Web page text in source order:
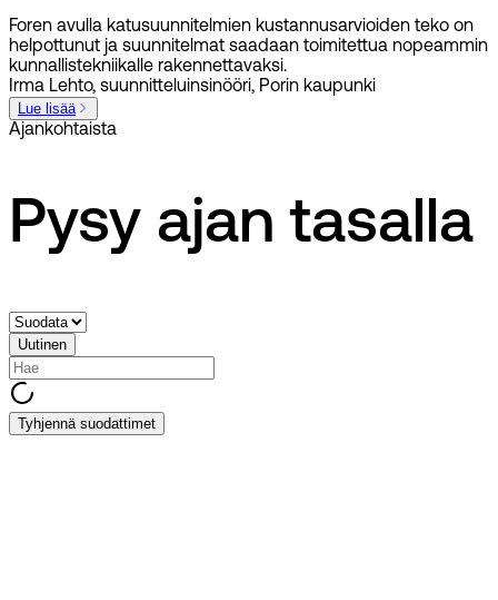
Foren avulla katusuunnitelmien kustannusarvioiden teko on
helpottunut ja suunnitelmat saadaan toimitettua nopeammin
kunnallistekniikalle rakennettavaksi.
Irma Lehto, suunnitteluinsinööri, Porin kaupunki
Lue lisää
Ajankohtaista
Pysy ajan tasalla
Uutinen
Tyhjennä suodattimet